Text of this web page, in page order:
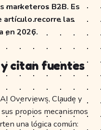
marketeros B2B. Es
artículo recorre las
en 2026.
citan fuentes
Overviews, Claude y
propios mecanismos
una lógica común: